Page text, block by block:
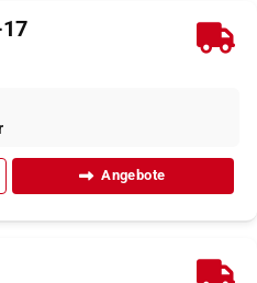
Angebote